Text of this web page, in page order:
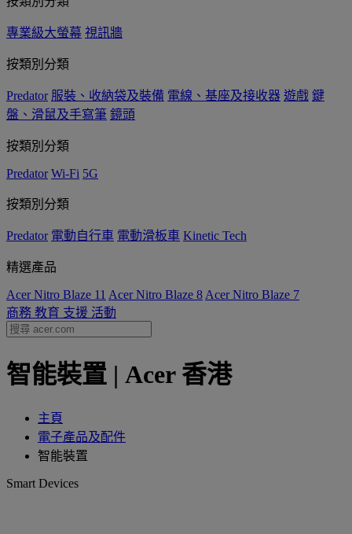
專業級大螢幕 視訊牆
按類別分類
Predator 服裝、收納袋及裝備 電線、基座及接收器 遊戲 鍵
盤、滑鼠及手寫筆 鏡頭
按類別分類
Predator Wi-Fi 5G
按類別分類
Predator 電動自行車 電動滑板車 Kinetic Tech
精選產品
Acer Nitro Blaze 11 Acer Nitro Blaze 8 Acer Nitro Blaze 7
商務 教育 支援 活動
智能裝置 | Acer 香港
主頁
電子產品及配件
智能裝置
Smart Devices